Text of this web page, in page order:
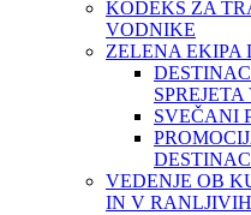
KODEKS ZA
VODNIKE
ZELENA EKIPA
SVEČANI
VEDENJE OB
IN V